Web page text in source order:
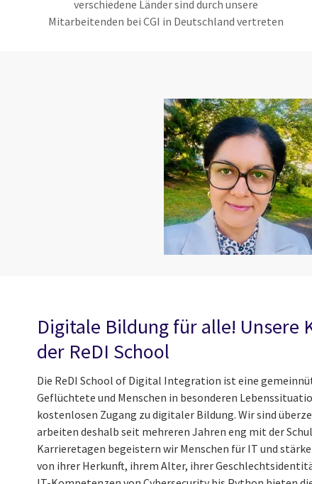
verschiedene Länder sind durch unsere
Mitarbeitenden bei CGI in Deutschland vertreten
Digitale Bildung für alle! Unsere
der ReDI School
Die ReDI School of Digital Integration ist eine
Geflüchtete und Menschen in besonderen
kostenlosen Zugang zu digitaler Bildung. Wir sind
arbeiten deshalb seit mehreren Jahren eng mit der
Karrieretagen begeistern wir Menschen für IT und
von ihrer Herkunft, ihrem Alter, ihrer